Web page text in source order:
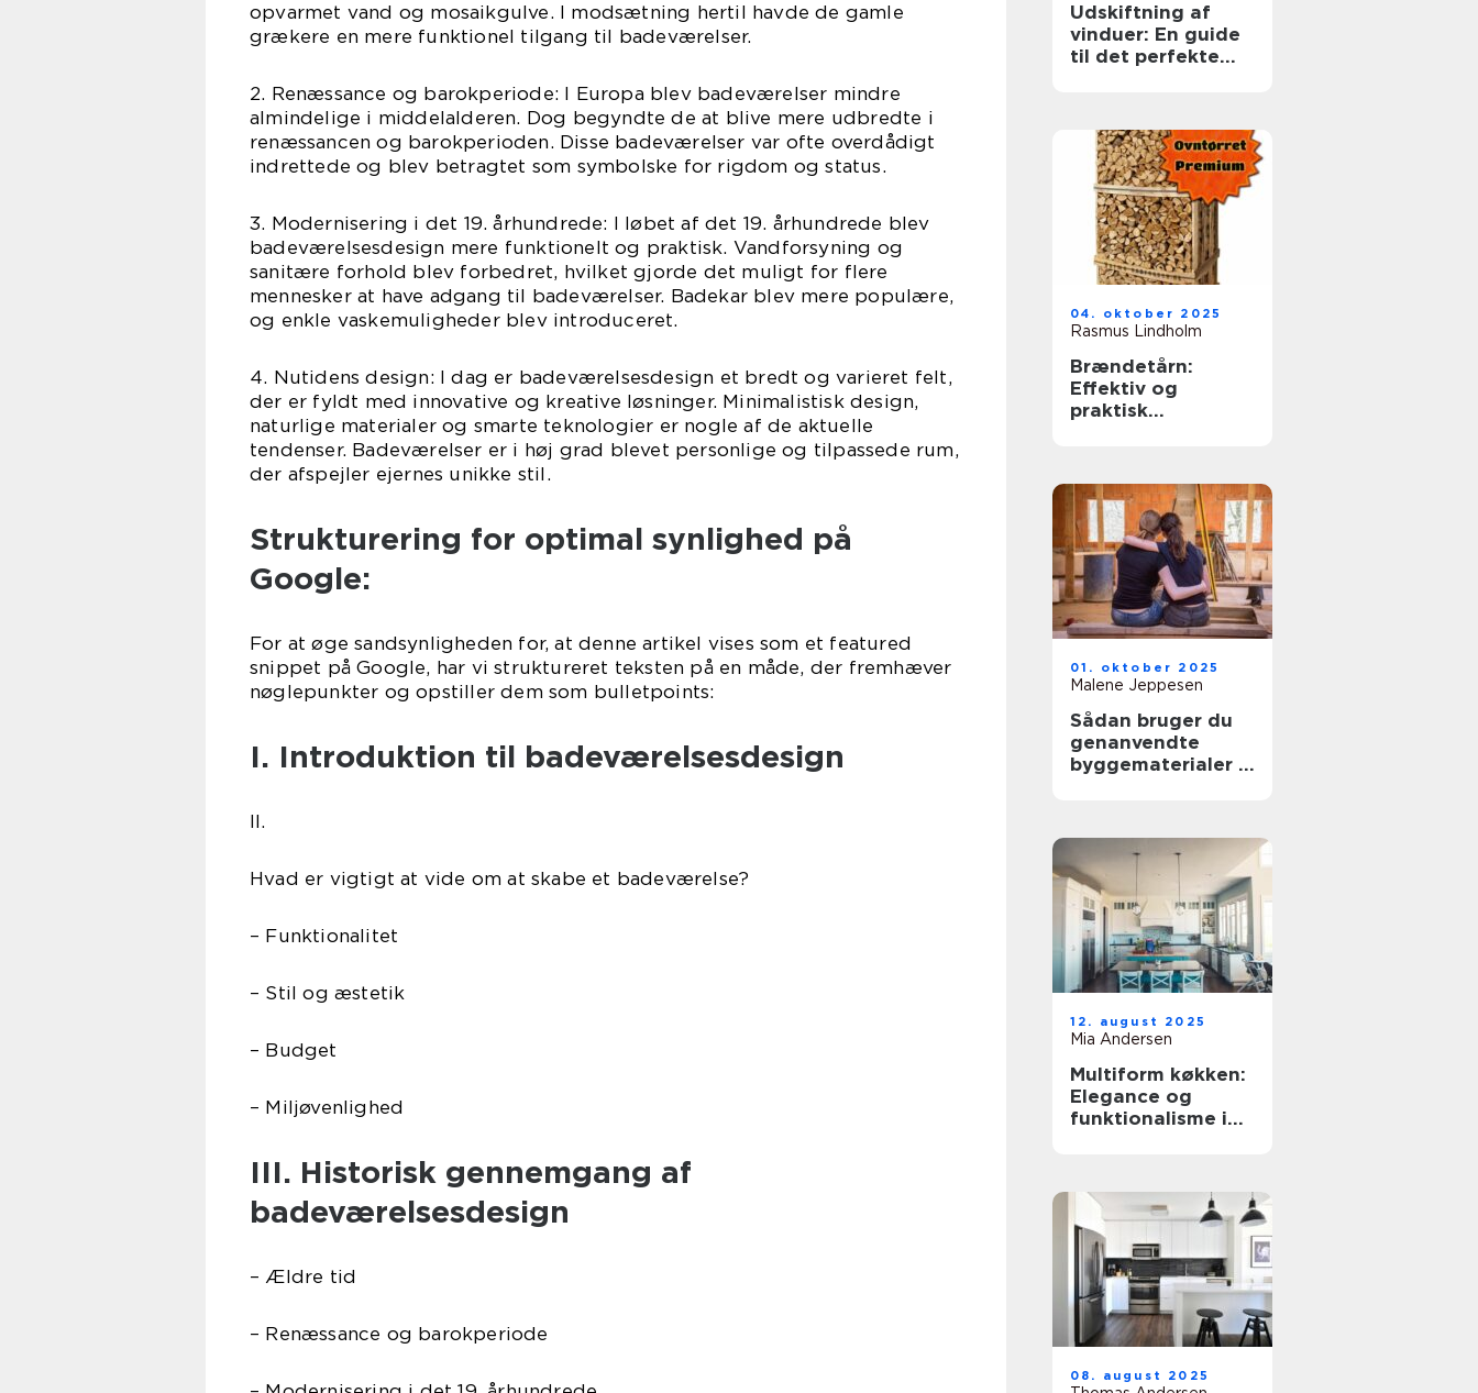
opvarmet vand og mosaikgulve. I modsætning hertil havde de gamle
grækere en mere funktionel tilgang til badeværelser.
2. Renæssance og barokperiode: I Europa blev badeværelser mindre
almindelige i middelalderen. Dog begyndte de at blive mere udbredte i
renæssancen og barokperioden. Disse badeværelser var ofte overdådigt
indrettede og blev betragtet som symbolske for rigdom og status.
3. Modernisering i det 19. århundrede: I løbet af det 19. århundrede blev
badeværelsesdesign mere funktionelt og praktisk. Vandforsyning og
sanitære forhold blev forbedret, hvilket gjorde det muligt for flere
mennesker at have adgang til badeværelser. Badekar blev mere populære,
og enkle vaskemuligheder blev introduceret.
4. Nutidens design: I dag er badeværelsesdesign et bredt og varieret felt,
der er fyldt med innovative og kreative løsninger. Minimalistisk design,
naturlige materialer og smarte teknologier er nogle af de aktuelle
tendenser. Badeværelser er i høj grad blevet personlige og tilpassede rum,
der afspejler ejernes unikke stil.
Strukturering for optimal synlighed på
Google:
For at øge sandsynligheden for, at denne artikel vises som et featured
snippet på Google, har vi struktureret teksten på en måde, der fremhæver
nøglepunkter og opstiller dem som bulletpoints:
I. Introduktion til badeværelsesdesign
II.
Hvad er vigtigt at vide om at skabe et badeværelse?
– Funktionalitet
– Stil og æstetik
– Budget
– Miljøvenlighed
III. Historisk gennemgang af
badeværelsesdesign
– Ældre tid
– Renæssance og barokperiode
Udskiftning af
vinduer: En guide
til det perfekte
04. oktober 2025
Rasmus Lindholm
Brændetårn:
Effektiv og
praktisk
01. oktober 2025
Malene Jeppesen
Sådan bruger du
genanvendte
byggematerialer i
12. august 2025
Mia Andersen
Multiform køkken:
Elegance og
funktionalisme i
08. august 2025